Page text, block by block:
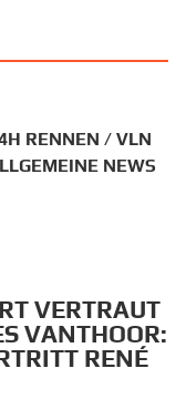
RENNEN / VLN
NEWS
VERTRAUT
VANTHOOR:
RENÉ